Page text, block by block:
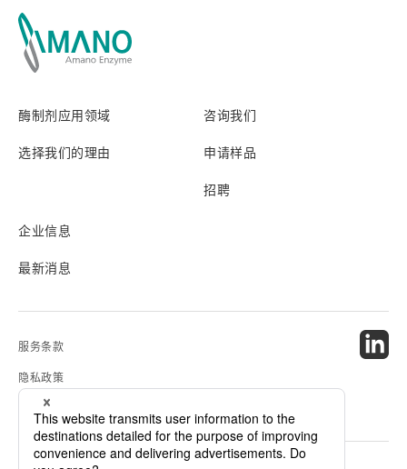
酶制剂应用领域
选择我们的理由
企业信息
最新消息
咨询我们
申请样品
招聘
服务条款
隐私政策
网站地图